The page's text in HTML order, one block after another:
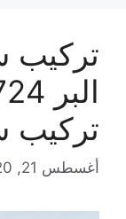
تركيب
تركيب
أغسطس 21, 2020